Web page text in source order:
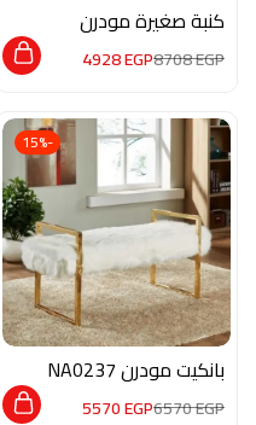
كنبة صغيرة مودرن
MAN041
8708EGP
4928EGP
-15%
بانكيت مودرن NA0237
6570EGP
5570EGP